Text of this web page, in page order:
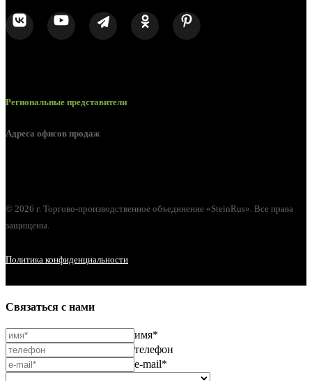
Региональные представители
Адреса офисов продаж
© 2026 г. Торгово-производственное объединение «SteinRus». Все права
защищены.
Политика конфиденциальности
Связаться с нами
имя*
телефон
e-mail*